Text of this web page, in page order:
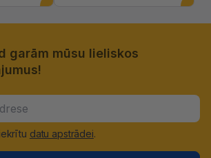
garām mūsu lieliskos
datu apstrādei.